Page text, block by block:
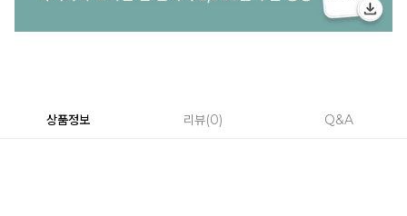
상품정보 리뷰 0 Q&A